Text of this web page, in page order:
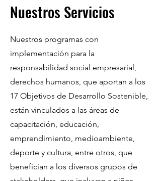
Nuestros Servicios
Nuestros programas con
implementación para la
responsabilidad social empresarial,
derechos humanos, que aportan a los
17 Objetivos de Desarrollo Sostenible,
están vinculados a las áreas de
capacitación, educación,
emprendimiento, medioambiente,
deporte y cultura, entre otros, que
benefician a los diversos grupos de